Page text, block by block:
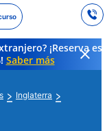
¡Reserva
Saber más
Inglaterra